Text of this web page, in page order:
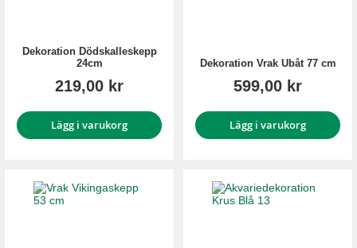
Dekoration Dödskalleskepp
24cm
219,00 kr
Lägg i varukorg
Dekoration Vrak Ubåt 77 cm
599,00 kr
Lägg i varukorg